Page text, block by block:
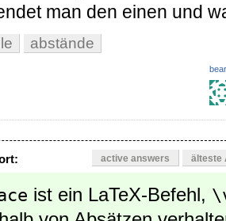
man den einen und
abstände
active answers älteste
ist ein LaTeX-Befehl,